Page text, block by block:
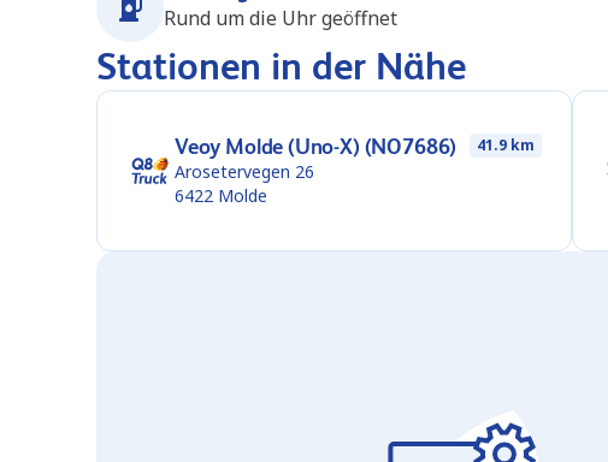
Rund um die Uhr geöffnet
Stationen in der Nähe
Veoy Molde (Uno-X) (NO7686) 41.9 km
Arosetervegen 26
6422 Molde